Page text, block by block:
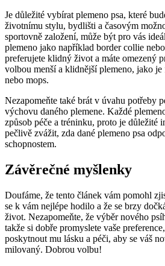
Je důležité vybírat plemeno psa, které
‌životnímu stylu, bydlišti a časovým
sportovně založení, může ​být ⁢pro vás
plemeno ‌jako například border collie
preferujete klidný život a máte‌ omezený
volbou ‌menší⁤ a klidnější plemeno, jako
nebo mops.
Nezapomeňte ⁢také brát v úvahu potřeby
výchovu daného plemene. Každé
způsob ‍péče a tréninku, proto je důležité
pečlivě ‍zvážit,⁣ zda dané plemeno psa
schopnostem.
Závěrečné myšlenky
Doufáme, že‌ tento článek ​vám pomohl
se⁢ k vám nejlépe hodilo a že se brzy⁢
život. Nezapomeňte, ⁢že ​výběr​ nového
takže si dobře promyslete vaše
⁣poskytnout mu lásku a péči, aby se váš
⁤milovaný. Dobrou volbu!